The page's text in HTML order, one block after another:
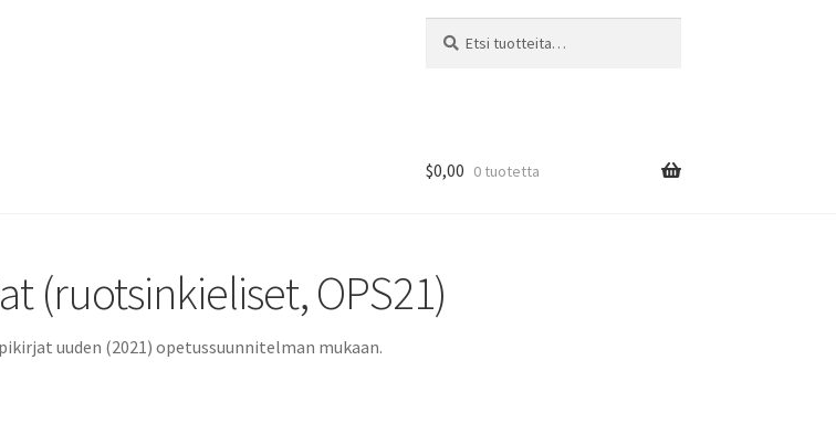
$0,00 0 tuotetta
(ruotsinkieliset, OPS21)
uuden (2021) opetussuunnitelman mukaan.